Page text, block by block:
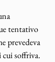
tentativo
prevedeva
cui soffriva.